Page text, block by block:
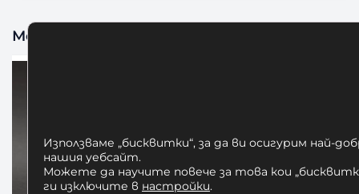
Може да харесате също
Използваме „бисквитки“, за да ви осигурим най-
нашия уебсайт.
Можете да научите повече за това кои
ги изключите в настройки.